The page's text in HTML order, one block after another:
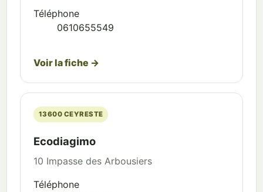
Téléphone
0610655549
Voir la fiche →
13600 CEYRESTE
Ecodiagimo
10 Impasse des Arbousiers
Téléphone